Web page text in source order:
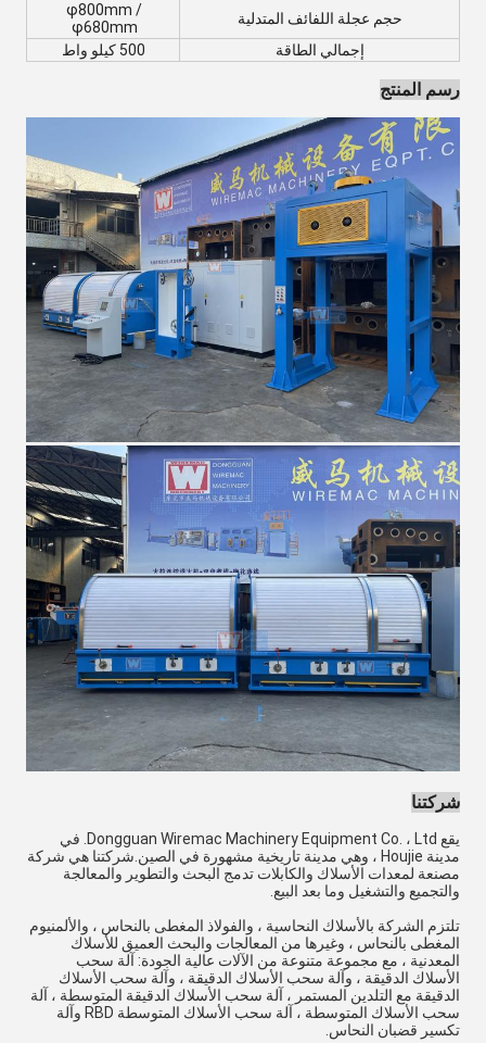
حجم عجلة اللفائف المتدلية
φ800mm /
φ680mm
إجمالي الطاقة
500 كيلو واط
رسم المنتج
شركتنا
يقع Dongguan Wiremac Machinery Equipment Co. ، Ltd. في
مدينة Houjie ، وهي مدينة تاريخية مشهورة في الصين.شركتنا هي شركة
مصنعة لمعدات الأسلاك والكابلات تدمج البحث والتطوير والمعالجة
والتجميع والتشغيل وما بعد البيع.
تلتزم الشركة بالأسلاك النحاسية ، والفولاذ المغطى بالنحاس ، والألمنيوم
المغطى بالنحاس ، وغيرها من المعالجات والبحث العميق للأسلاك
المعدنية ، مع مجموعة متنوعة من الآلات عالية الجودة: آلة سحب
الأسلاك الدقيقة ، وآلة سحب الأسلاك الدقيقة ، وآلة سحب الأسلاك
الدقيقة مع التلدين المستمر ، آلة سحب الأسلاك الدقيقة المتوسطة ، آلة
سحب الأسلاك المتوسطة ، آلة سحب الأسلاك المتوسطة RBD وآلة
تكسير قضبان النحاس.